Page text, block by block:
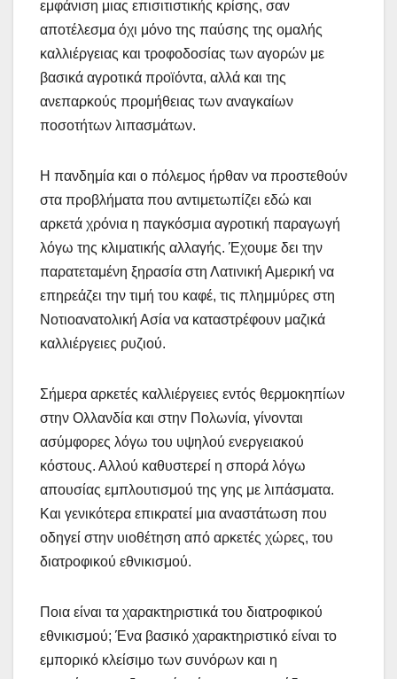
εμφάνιση μιας επισιτιστικής κρίσης, σαν
αποτέλεσμα όχι μόνο της παύσης της ομαλής
καλλιέργειας και τροφοδοσίας των αγορών με
βασικά αγροτικά προϊόντα, αλλά και της
ανεπαρκούς προμήθειας των αναγκαίων
ποσοτήτων λιπασμάτων.
Η πανδημία και ο πόλεμος ήρθαν να προστεθούν
στα προβλήματα που αντιμετωπίζει εδώ και
αρκετά χρόνια η παγκόσμια αγροτική παραγωγή
λόγω της κλιματικής αλλαγής. Έχουμε δει την
παρατεταμένη ξηρασία στη Λατινική Αμερική να
επηρεάζει την τιμή του καφέ, τις πλημμύρες στη
Νοτιοανατολική Ασία να καταστρέφουν μαζικά
καλλιέργειες ρυζιού.
Σήμερα αρκετές καλλιέργειες εντός θερμοκηπίων
στην Ολλανδία και στην Πολωνία, γίνονται
ασύμφορες λόγω του υψηλού ενεργειακού
κόστους. Αλλού καθυστερεί η σπορά λόγω
απουσίας εμπλουτισμού της γης με λιπάσματα.
Και γενικότερα επικρατεί μια αναστάτωση που
οδηγεί στην υιοθέτηση από αρκετές χώρες, του
διατροφικού εθνικισμού.
Ποια είναι τα χαρακτηριστικά του διατροφικού
εθνικισμού; Ένα βασικό χαρακτηριστικό είναι το
εμπορικό κλείσιμο των συνόρων και η